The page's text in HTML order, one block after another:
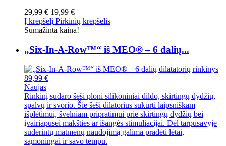
29,99 € 19,99 €
Į krepšelį Pirkinių krepšelis
Sumažinta kaina!
„Six-In-A-Row™“ iš MEO® – 6 dalių...
89,99 €
Naujas
Rinkinį sudaro šeši ploni silikoniniai dildo, skirtingų dydžių,
spalvų ir svorio. Šie šeši dilatorius sukurti laipsniškam
išplėtimui, švelniam pripratimui prie skirtingų dydžių bei
įvairiapusei makšties ar išangės stimuliacijai. Dėl tarpusavyje
suderintų matmenų naudojimą galima pradėti lėtai,
sąmoningai ir savo tempu.